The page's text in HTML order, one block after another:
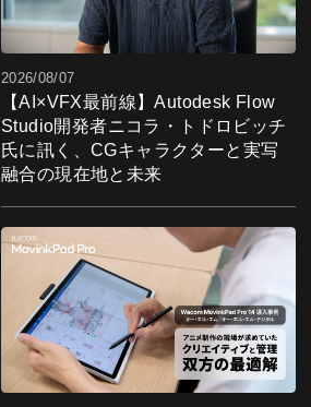
2026/08/07
【AI×VFX最前線】Autodesk Flow
Studio開発者ニコラ・トドロビッチ
氏に訊く、CGキャラクターと実写
融合の現在地と未来